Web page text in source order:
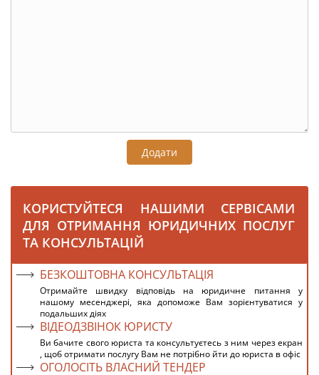
Додати
КОРИСТУЙТЕСЯ НАШИМИ СЕРВІСАМИ
ДЛЯ ОТРИМАННЯ ЮРИДИЧНИХ ПОСЛУГ
ТА КОНСУЛЬТАЦІЙ
БЕЗКОШТОВНА КОНСУЛЬТАЦІЯ
Отримайте швидку відповідь на юридичне питання у
нашому месенджері, яка допоможе Вам зорієнтуватися у
подальших діях
ВІДЕОДЗВІНОК ЮРИСТУ
Ви бачите свого юриста та консультуєтесь з ним через екран
, щоб отримати послугу Вам не потрібно йти до юриста в офіс
ОГОЛОСІТЬ ВЛАСНИЙ ТЕНДЕР